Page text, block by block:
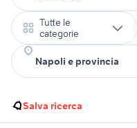
Tutte le
categorie
Salva ricerca